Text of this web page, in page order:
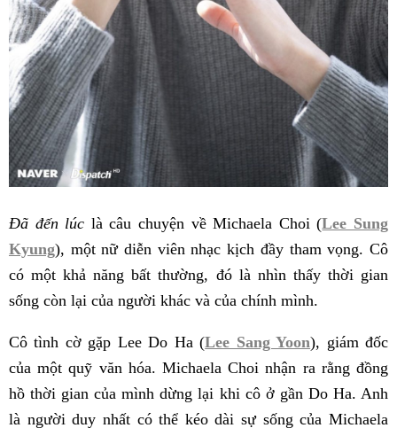
Đã đến lúc là câu chuyện về Michaela Choi (Lee Sung
Kyung), một nữ diễn viên nhạc kịch đầy tham vọng. Cô
có một khả năng bất thường, đó là nhìn thấy thời gian
sống còn lại của người khác và của chính mình.
Cô tình cờ gặp Lee Do Ha (Lee Sang Yoon), giám đốc
của một quỹ văn hóa. Michaela Choi nhận ra rằng đồng
hồ thời gian của mình dừng lại khi cô ở gần Do Ha. Anh
là người duy nhất có thể kéo dài sự sống của Michaela